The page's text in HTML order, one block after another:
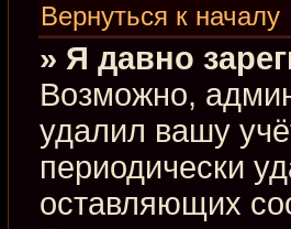
Вернуться к началу
» Я давно
Возможно,
удалил вашу
периодически
оставляющих